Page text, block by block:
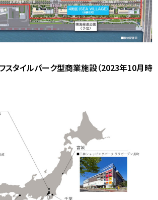
スタイルパーク型商業施設（2023年10月時